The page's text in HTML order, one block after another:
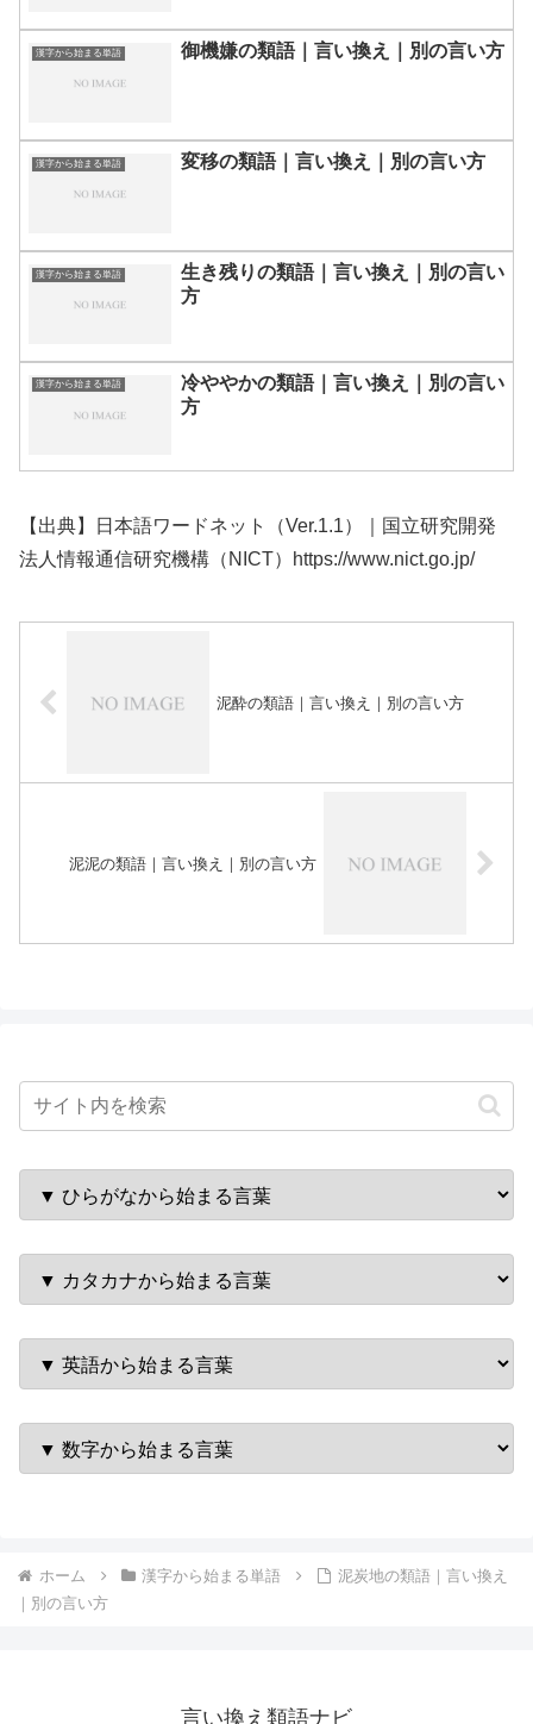
漢字から始まる単語 御機嫌の類語｜言い換え｜別の言い方
漢字から始まる単語 変移の類語｜言い換え｜別の言い方
漢字から始まる単語
生き残りの類語｜言い換え｜別の言い
方
漢字から始まる単語
冷ややかの類語｜言い換え｜別の言い
方
【出典】日本語ワードネット（Ver.1.1）｜国立研究開発
法人情報通信研究機構（NICT）https://www.nict.go.jp/
泥酔の類語｜言い換え｜別の言い方
泥泥の類語｜言い換え｜別の言い方
ホーム 漢字から始まる単語
泥炭地の類語｜言い換え
｜別の言い方
言い換え類語ナビ